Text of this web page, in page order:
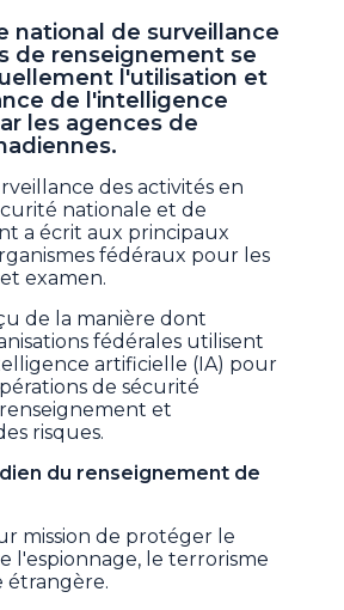
national de surveillance
de renseignement se
l'utilisation et
de l'intelligence
les agences de
des activités en
nationale et de
a écrit aux principaux
fédéraux pour les
examen.
de la manière dont
fédérales utilisent
artificielle (IA) pour
de sécurité
et
risques.
du renseignement de
mission de protéger le
l'espionnage, le terrorisme
étrangère.